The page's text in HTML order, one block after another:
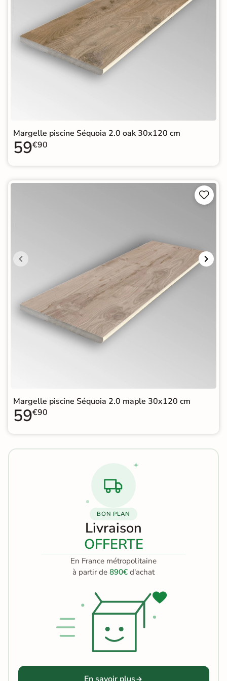
Margelle piscine Séquoia 2.0 oak 30x120 cm
59€90


Margelle piscine Séquoia 2.0 maple 30x120 cm
59€90
BON PLAN
Livraison
OFFERTE
En France métropolitaine
à partir de 890€ d'achat